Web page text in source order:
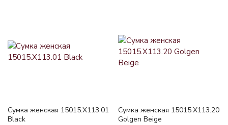
Сумка женская 15015.X113.01
Black
Сумка женская 15015.X113.20
Golgen Beige